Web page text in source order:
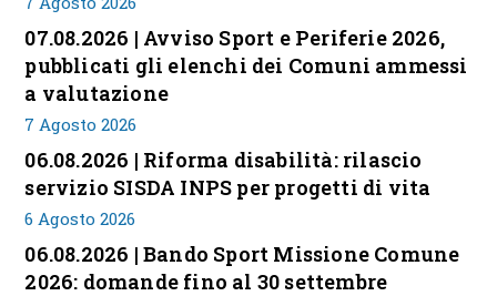
07.08.2026 | Avviso Sport e Periferie 2026,
pubblicati gli elenchi dei Comuni ammessi
a valutazione
7 Agosto 2026
06.08.2026 | Riforma disabilità: rilascio
servizio SISDA INPS per progetti di vita
6 Agosto 2026
06.08.2026 | Bando Sport Missione Comune
2026: domande fino al 30 settembre